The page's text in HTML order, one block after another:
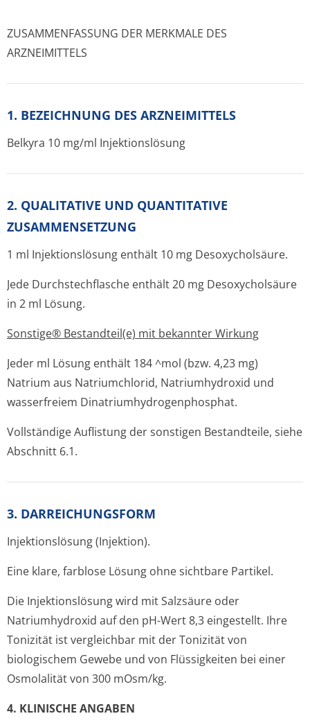
ZUSAMMENFASSUNG DER MERKMALE DES
ARZNEIMITTELS
1. BEZEICHNUNG DES ARZNEIMITTELS
Belkyra 10 mg/ml Injektionslösung
2. QUALITATIVE UND QUANTITATIVE
ZUSAMMENSETZUNG
1 ml Injektionslösung enthält 10 mg Desoxycholsäure.
Jede Durchstechflasche enthält 20 mg Desoxycholsäure
in 2 ml Lösung.
Sonstige® Bestandteil(e) mit bekannter Wirkung
Jeder ml Lösung enthält 184 ^mol (bzw. 4,23 mg)
Natrium aus Natriumchlorid, Natriumhydroxid und
wasserfreiem Dinatriumhydro­genphosphat.
Vollständige Auflistung der sonstigen Bestandteile, siehe
Abschnitt 6.1.
3. DARREICHUNGSFORM
Injektionslösung (Injektion).
Eine klare, farblose Lösung ohne sichtbare Partikel.
Die Injektionslösung wird mit Salzsäure oder
Natriumhydroxid auf den pH-Wert 8,3 eingestellt. Ihre
Tonizität ist vergleichbar mit der Tonizität von
biologischem Gewebe und von Flüssigkeiten bei einer
Osmolalität von 300 mOsm/kg.
4. KLINISCHE ANGABEN